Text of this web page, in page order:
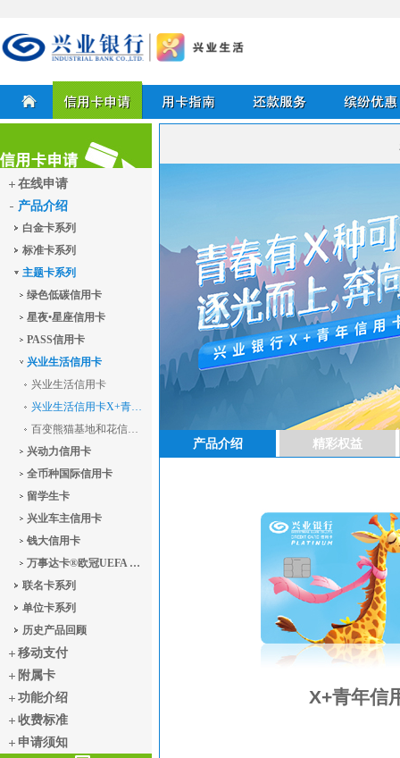
兴业银行信用卡
首页 信用卡申请 用卡指南
信用卡申请
在线申请
产品介绍
白金卡系列
标准卡系列
主题卡系列
绿色低碳信用卡
星夜•星座信用卡
PASS信用卡
兴业生活信用卡
兴业生活信用卡
兴业生活信用卡X+青年版
百变熊猫基地和花信用卡
兴动力信用卡
全币种国际信用卡
留学生卡
兴业车主信用卡
钱大信用卡
万事达卡®欧冠UEFA Champions League白金信用卡
联名卡系列
单位卡系列
历史产品回顾
移动支付
附属卡
功能介绍
收费标准
申请须知
产品介绍 精彩权益
X+青年信